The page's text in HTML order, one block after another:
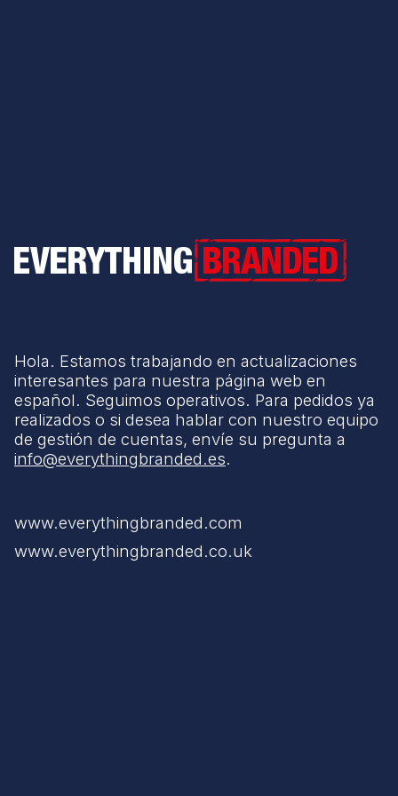
Everything Branded
Hola. Estamos trabajando en actualizaciones
interesantes para nuestra página web en
español. Seguimos operativos. Para pedidos ya
realizados o si desea hablar con nuestro equipo
de gestión de cuentas, envíe su pregunta a
info@everythingbranded.es.
www.everythingbranded.com
www.everythingbranded.co.uk